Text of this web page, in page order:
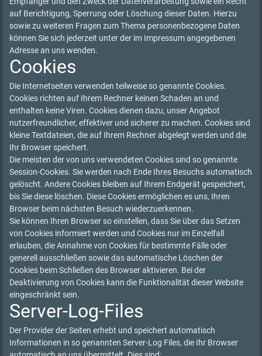
auf Berichtigung, Sperrung oder Löschung dieser Daten. Hierzu
sowie zu weiteren Fragen zum Thema personenbezogene Daten
können Sie sich jederzeit unter der im Impressum angegebenen
Adresse an uns wenden.
Cookies
Die Internetseiten verwenden teilweise so genannte Cookies.
Cookies richten auf Ihrem Rechner keinen Schaden an und
enthalten keine Viren. Cookies dienen dazu, unser Angebot
nutzerfreundlicher, effektiver und sicherer zu machen. Cookies sind
kleine Textdateien, die auf Ihrem Rechner abgelegt werden und die
Ihr Browser speichert.
Die meisten der von uns verwendeten Cookies sind so genannte
Session-Cookies. Sie werden nach Ende Ihres Besuchs automatisch
gelöscht. Andere Cookies bleiben auf Ihrem Endgerät gespeichert,
bis Sie diese löschen. Diese Cookies ermöglichen es uns, Ihren
Browser beim nächsten Besuch wiederzuerkennen.
Sie können Ihren Browser so einstellen, dass Sie über das Setzen
von Cookies informiert werden und Cookies nur im Einzelfall
erlauben, die Annahme von Cookies für bestimmte Fälle oder
generell ausschließen sowie das automatische Löschen der
Cookies beim Schließen des Browser aktivieren. Bei der
Deaktivierung von Cookies kann die Funktionalität dieser Website
eingeschränkt sein.
Server-Log-Files
Der Provider der Seiten erhebt und speichert automatisch
Informationen in so genannten Server-Log Files, die Ihr Browser